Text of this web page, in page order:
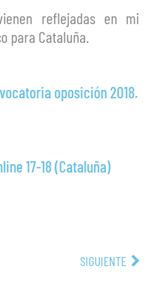
reflejadas en mi
para Cataluña.
oposición 2018.
17-18 (Cataluña)
SIGUIENTE